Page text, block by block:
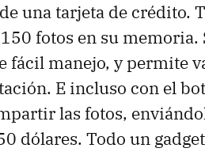
una tarjeta de crédito.
fotos en su memoria.
fácil manejo, y permite
E incluso con el
las fotos,
dólares. Todo un